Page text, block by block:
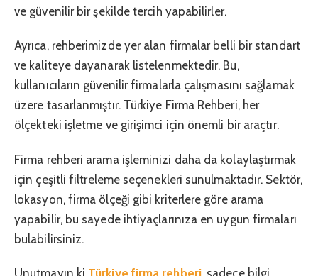
ve güvenilir bir şekilde tercih yapabilirler.
Ayrıca, rehberimizde yer alan firmalar belli bir standart
ve kaliteye dayanarak listelenmektedir. Bu,
kullanıcıların güvenilir firmalarla çalışmasını sağlamak
üzere tasarlanmıştır. Türkiye Firma Rehberi, her
ölçekteki işletme ve girişimci için önemli bir araçtır.
Firma rehberi arama işleminizi daha da kolaylaştırmak
için çeşitli filtreleme seçenekleri sunulmaktadır. Sektör,
lokasyon, firma ölçeği gibi kriterlere göre arama
yapabilir, bu sayede ihtiyaçlarınıza en uygun firmaları
bulabilirsiniz.